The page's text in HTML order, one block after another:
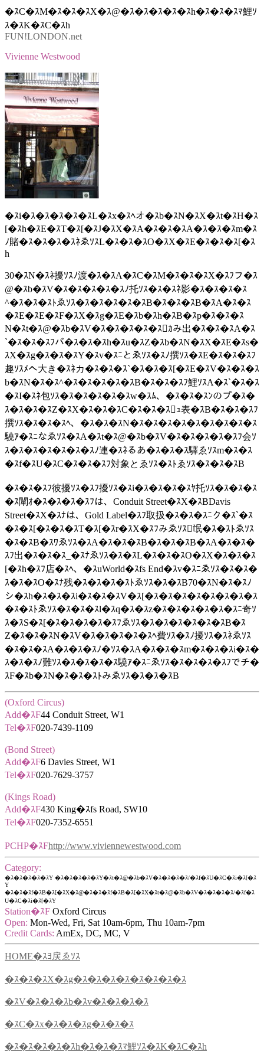
�ｽC�ｽM�ｽ�ｽ�ｽX�ｽ@�ｽ�ｽ�ｽ�ｽ�ｽh�ｽ�ｽ�ｽﾏ鯉ｿ
ｽ�ｽK�ｽC�ｽh
FUN!LONDON.net
Vivienne Westwood
�ｽi�ｽ�ｽ�ｽ�ｽ�ｽL�ｽx�ｽﾍオ�ｽb�ｽN�ｽX�ｽt�ｽH�ｽ
[�ｽh�ｽE�ｽT�ｽ[�ｽJ�ｽX�ｽA�ｽ�ｽ�ｽA�ｽ�ｽ�ｽm�ｽ
ﾉ賭�ｽ�ｽ�ｽ�ｽﾈゑｿｽL�ｽ�ｽ�ｽO�ｽX�ｽE�ｽ�ｽ�ｽ[�ｽ
h
30�ｽN�ｽﾈ擾ｿｽﾉ渡�ｽ�ｽA�ｽC�ｽM�ｽ�ｽ�ｽX�ｽﾌフ�ｽ
@�ｽb�ｽV�ｽ�ｽ�ｽ�ｽ�ｽﾉ托ｿｽ�ｽ�ｽﾈ影�ｽ�ｽ�ｽ�ｽ
^�ｽ�ｽ�ｽﾄゑｿｽ�ｽ�ｽ�ｽ�ｽ�ｽB�ｽ�ｽ�ｽB�ｽA�ｽ�ｽ
�ｽE�ｽE�ｽF�ｽX�ｽg�ｽE�ｽb�ｽh�ｽB�ｽp�ｽ�ｽ�ｽ
N�ｽt�ｽ@�ｽb�ｽV�ｽ�ｽ�ｽ�ｽ�ｽｶみ出�ｽ�ｽ�ｽA�ｽ
`�ｽ�ｽ�ｽﾌバ�ｽ�ｽ�ｽh�ｽu�ｽZ�ｽb�ｽN�ｽX�ｽE�ｽs�
ｽX�ｽg�ｽ�ｽ�ｽY�ｽv�ｽﾆとゑｿｽ�ｽﾉ撰ｿｽ�ｽE�ｽ�ｽ�ｽﾌ
趣ｿｽﾒへ大き�ｽﾈカ�ｽ�ｽ�ｽ`�ｽ�ｽ�ｽ[�ｽE�ｽV�ｽ�ｽ�ｽ
b�ｽN�ｽ�ｽ^�ｽ�ｽ�ｽ�ｽ�ｽB�ｽ�ｽ�ｽﾌ鯉ｿｽA�ｽ`�ｽ�ｽ
�ｽI�ｽﾈ包ｿｽ�ｽ�ｽ�ｽ�ｽ�ｽw�ｽﾑ、�ｽ�ｽ�ｽﾝのプ�ｽ�
ｽ�ｽ�ｽ�ｽZ�ｽX�ｽ�ｽ�ｽC�ｽ�ｽ�ｽｭ表�ｽB�ｽ�ｽ�ｽﾌ
撰ｿｽ�ｽ�ｽ�ｽﾍ、�ｽ�ｽ�ｽN�ｽ�ｽ�ｽ�ｽ�ｽ�ｽ�ｽ�ｽ�ｽ
驍ｱ�ｽﾆなゑｿｽ�ｽA�ｽt�ｽ@�ｽb�ｽV�ｽ�ｽ�ｽ�ｽ�ｽﾌ会ｿ
ｽ�ｽ�ｽ�ｽ�ｽ�ｽ�ｽﾉ連�ｽﾈるあ�ｽ�ｽ�ｽ驛ゑｿｽm�ｽ�ｽ
�ｽf�ｽU�ｽC�ｽ�ｽ�ｽﾌ対象とゑｿｽ�ｽﾄゑｿｽ�ｽ�ｽ�ｽB
�ｽ�ｽ�ｽﾌ彼擾ｿｽ�ｽﾌ擾ｿｽ�ｽi�ｽ�ｽ�ｽ�ｽﾔ托ｿｽ�ｽ�ｽ�ｽ
�ｽ闡ｵ�ｽ�ｽ�ｽ�ｽﾌは、Conduit Street�ｽX�ｽBDavis
Street�ｽX�ｽﾅは、Gold Label�ｽﾌ取扱�ｽ�ｽ�ｽﾆク�ｽ`�ｽ
�ｽ�ｽ[�ｽ�ｽ�ｽT�ｽ[�ｽr�ｽX�ｽﾌみゑｿｽ氓�ｽ�ｽﾄゑｿｽ
�ｽ�ｽB�ｽﾜゑｿｽ�ｽA�ｽ�ｽ�ｽB�ｽ�ｽ�ｽB�ｽA�ｽ�ｽ�
ｽﾌ出�ｽ�ｽ�ｽ_�ｽﾅゑｿｽ�ｽ�ｽL�ｽ�ｽ�ｽO�ｽX�ｽ�ｽ�ｽ
[�ｽh�ｽﾌ店�ｽﾍ、�ｽuWorld�ｽfs End�ｽv�ｽﾆゑｿｽ�ｽ�ｽ�
ｽ�ｽ�ｽO�ｽﾅ残�ｽ�ｽ�ｽ�ｽﾄゑｿｽ�ｽ�ｽB70�ｽN�ｽ�ｽﾉ
シ�ｽh�ｽ�ｽ�ｽi�ｽ�ｽ�ｽV�ｽ[�ｽ�ｽ�ｽ�ｽ�ｽ�ｽ�ｽ�ｽ
�ｽ�ｽﾄゑｿｽ�ｽ�ｽ�ｽl�ｽq�ｽ�ｽz�ｽ�ｽ�ｽ�ｽ�ｽ�ｽﾆ奇ｿ
ｽ�ｽS�ｽ[�ｽ�ｽ�ｽ�ｽ�ｽﾌゑｿｽ�ｽ�ｽ�ｽ�ｽ�ｽ�ｽB�ｽ
Z�ｽ�ｽ�ｽN�ｽV�ｽ�ｽ�ｽ�ｽ�ｽﾍ費ｿｽ�ｽﾉ擾ｿｽ�ｽﾈゑｿｽ
�ｽ�ｽ�ｽA�ｽ�ｽ�ｽﾉ�ｿｽ�ｽA�ｽ�ｽ�ｽm�ｽ�ｽ�ｽi�ｽ�
ｽ�ｽ�ｽﾉ難ｿｽ�ｽ�ｽ�ｽ�ｽ驍ｱ�ｽﾆゑｿｽ�ｽ�ｽ�ｽ�ｽﾌでチ�
ｽF�ｽb�ｽN�ｽ�ｽ�ｽﾄみゑｿｽ�ｽ�ｽ�ｽB
(Oxford Circus)
Add�ｽF44 Conduit Street, W1
Tel�ｽF020-7439-1109
(Bond Street)
Add�ｽF6 Davies Street, W1
Tel�ｽF020-7629-3757
(Kings Road)
Add�ｽF430 King�ｽfs Road, SW10
Tel�ｽF020-7352-6551
PCHP�ｽFhttp://www.viviennewestwood.com
Category:
�ｽ�ｽ�ｽ�ｽ�ｽY �ｽ�ｽ�ｽ�ｽ�ｽY�ｽt�ｽ@�ｽb�ｽV�ｽ�ｽ�ｽ�ｽ/�ｽf�ｽU�ｽC�ｽi�ｽ[�ｽ
Y
�ｽ�ｽ�ｽf�ｽB�ｽ[�ｽX�ｽ@�ｽ�ｽ�ｽf�ｽB�ｽ[�ｽX�ｽt�ｽ@�ｽb�ｽV�ｽ�ｽ�ｽ�ｽ/�ｽf�ｽ
U�ｽC�ｽi�ｽ[�ｽY
Station�ｽF Oxford Circus
Open: Mon-Wed, Fri, Sat 10am-6pm, Thu 10am-7pm
Credit Cards: AmEx, DC, MC, V
HOME�ｽﾖ戻ゑｿｽ
�ｽ�ｽ�ｽX�ｽg�ｽ�ｽ�ｽ�ｽ�ｽ�ｽ�ｽ�ｽ
�ｽV�ｽ�ｽ�ｽb�ｽv�ｽ�ｽ�ｽ�ｽ
�ｽC�ｽx�ｽ�ｽ�ｽg�ｽ�ｽ�ｽ
�ｽ�ｽ�ｽ�ｽ�ｽh�ｽ�ｽ�ｽﾏ鯉ｿｽ�ｽK�ｽC�ｽh